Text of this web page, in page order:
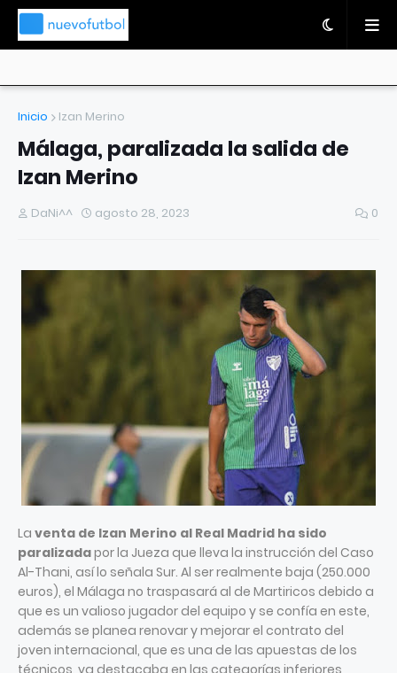
Inicio Izan Merino
Málaga, paralizada la salida de
Izan Merino
DaNi^^ agosto 28, 2023 0
La venta de Izan Merino al Real Madrid ha sido
paralizadapor la Jueza que lleva la instrucción del Caso
Al-Thani, así lo señala Sur. Al ser realmente baja (250.000
euros), el Málaga no traspasará al de Martiricos debido a
que es un valioso jugador del equipo y se confía en este,
además se planea renovar y mejorar el contrato del
joven internacional, que es una de las apuestas de los
técnicos, ya destacaba en las categorías inferiores